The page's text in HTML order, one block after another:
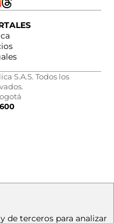
S.A.S. Todos los
de terceros para analizar